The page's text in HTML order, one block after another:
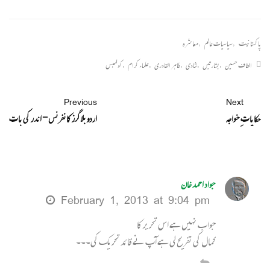
پاکستانیت ,سیاسیات عالم ,معاشرہ
الطاف حسین ,بشارتیں ,شادی ,طاہر القادری ,علماء کرام ,کولمبس
Previous
اردو بلاگرز کانفرنس - اندر کی بات
Next
حکایاتِ خواجہ
جواد احمد خان
February 1, 2013 at 9:04 pm
جواب نہیں ہے اس تحریر کا
کمال کی تفریح لی ہے آپ نے قائد تحریک کی۔۔۔